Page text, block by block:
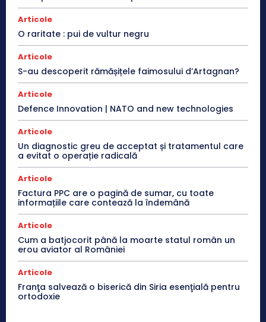
Articole
O raritate : pui de vultur negru
Articole
S-au descoperit rămășițele faimosului d’Artagnan?
Articole
Defence Innovation | NATO and new technologies
Articole
Un diagnostic greu de acceptat și tratamentul care
a evitat o operație radicală
Articole
Factura PPC are o pagină de sumar, cu toate
informațiile care contează la îndemână
Articole
Cum a batjocorit până la moarte statul român un
erou aviator al României
Articole
Franţa salvează o biserică din Siria esenţială pentru
ortodoxie